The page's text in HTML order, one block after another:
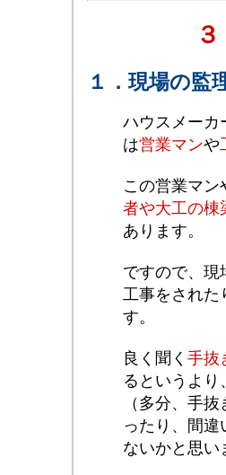
１．現場の監
ハウスメーカ
は営業マンや
この営業マ
者や大工の棟
あります。
ですので、現
工事をされた
す。
良く聞く 手抜
るというより
（多分、手
ったり、間
ないかと思い